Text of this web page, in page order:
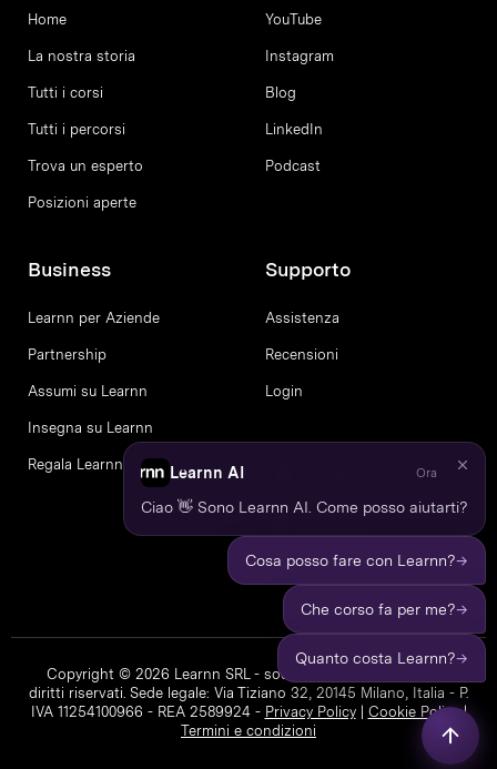
Home
La nostra storia
Tutti i corsi
Tutti i percorsi
Trova un esperto
Posizioni aperte
YouTube
Instagram
Blog
LinkedIn
Podcast
Business
Learnn per Aziende
Partnership
Assumi su Learnn
Insegna su Learnn
Regala Learnn
Supporto
Assistenza
Recensioni
Login
Copyright © 2026 Learnn SRL - società a socio unico. Tutti i
diritti riservati. Sede legale: Via Tiziano 32, 20145 Milano, Italia - P.
IVA 11254100966 - REA 2589924 - Privacy Policy| Cookie Policy|
Termini e condizioni
Learnn AI Ora
Ciao 👋 Sono Learnn AI. Come posso aiutarti?
Cosa posso fare con Learnn?→
Che corso fa per me?→
Quanto costa Learnn?→